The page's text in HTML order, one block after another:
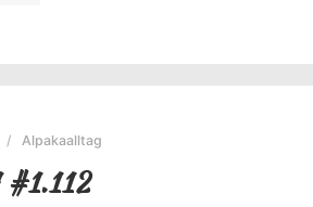
Alpakaalltag
#1.112